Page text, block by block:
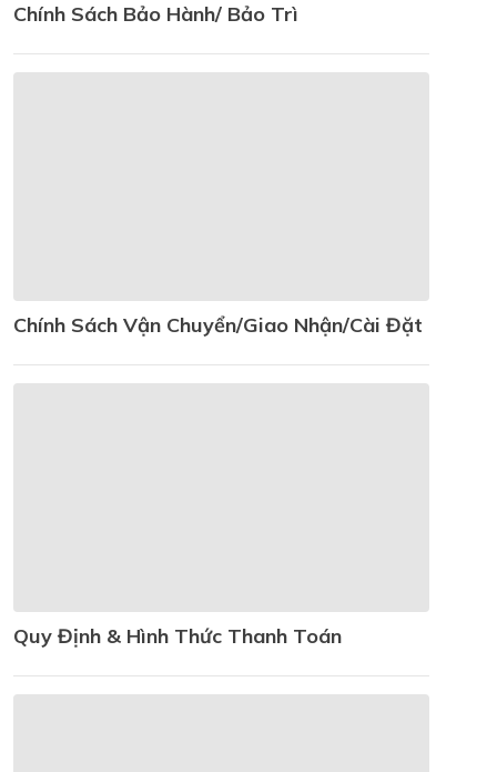
Chính Sách Bảo Hành/ Bảo Trì
Chính Sách Vận Chuyển/giao Nhận/cài Đặt
Quy Định & Hình Thức Thanh Toán